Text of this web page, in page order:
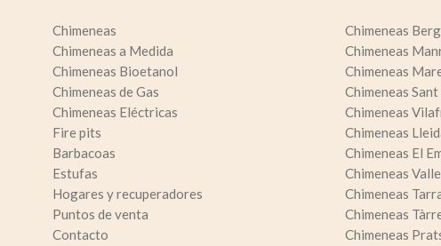
Chimeneas
Chimeneas a Medida
Chimeneas Bioetanol
Chimeneas de Gas
Chimeneas Eléctricas
Fire pits
Barbacoas
Estufas
Hogares y recuperadores
Puntos de venta
Contacto
Chimeneas
Chimeneas
Chimeneas
Chimeneas
Chimeneas
Chimeneas
Chimeneas El
Chimeneas
Chimeneas
Chimeneas
Chimeneas